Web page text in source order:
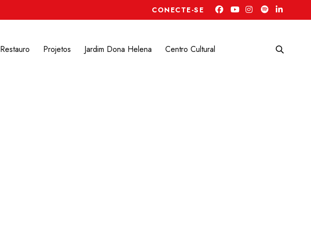
CONECTE-SE
Restauro Projetos Jardim Dona Helena Centro Cultural